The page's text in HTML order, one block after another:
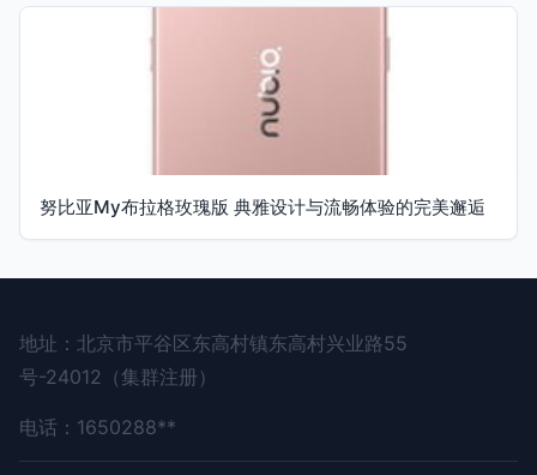
努比亚My布拉格玫瑰版 典雅设计与流畅体验的完美邂逅
地址：北京市平谷区东高村镇东高村兴业路55
号-24012（集群注册）
电话：1650288**